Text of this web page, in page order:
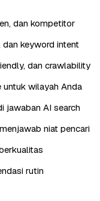
dan kompetitor
keyword intent
dan crawlability
wilayah Anda
jawaban AI search
niat pencari
rutin